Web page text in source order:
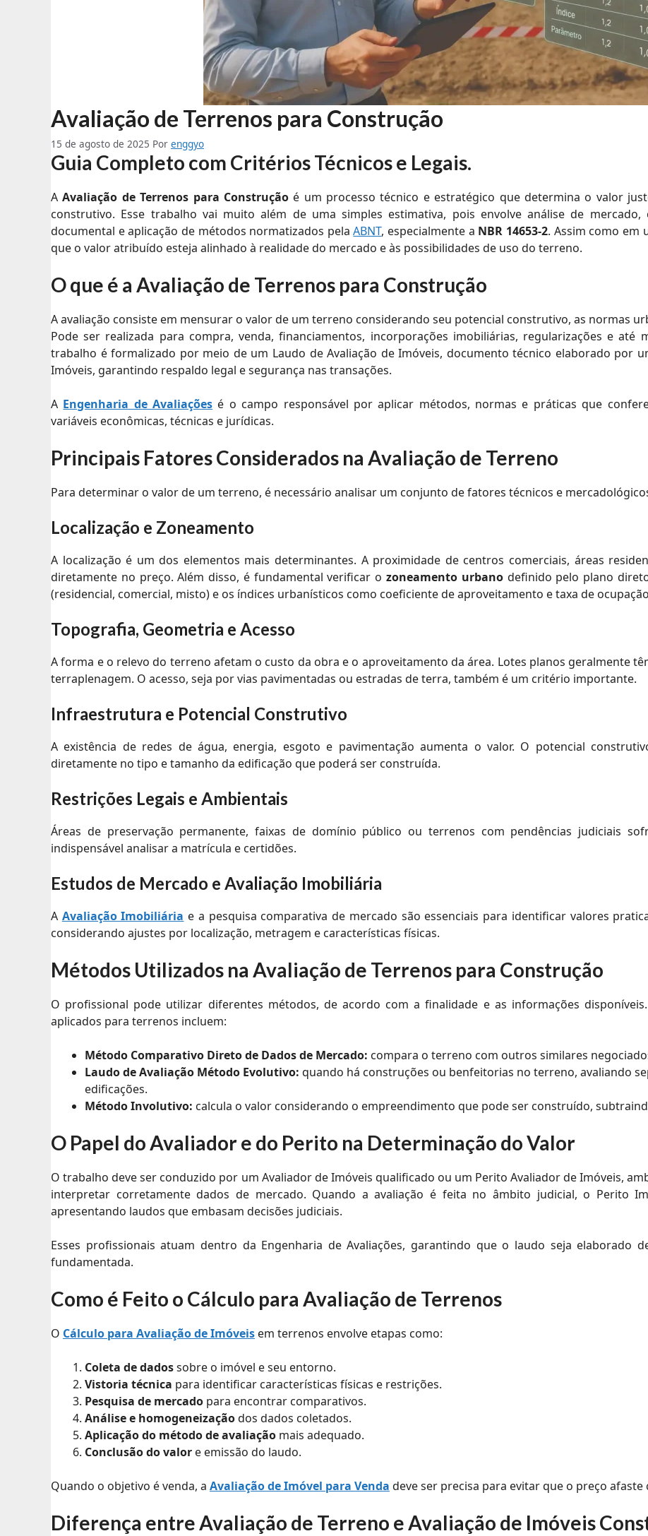
Avaliação de Terrenos para Construção
15 de agosto de 2025 Por enggyo
Guia Completo com Critérios Técnicos e Legais.
AAvaliação de Terrenos para Construçãoé um processo técnico e estratégico que determina o valor
construtivo. Esse trabalho vai muito além de uma simples estimativa, pois envolve análise de mercado,
documental e aplicação de métodos normatizados pelaABNT, especialmente a NBR 14653-2. Assim como em
que o valor atribuído esteja alinhado à realidade do mercado e às possibilidades de uso do terreno.
O que é a Avaliação de Terrenos para Construção
A avaliação consiste em mensurar o valor de um terreno considerando seu potencial construtivo, as normas
Pode ser realizada para compra, venda, financiamentos, incorporações imobiliárias, regularizações e até
trabalho é formalizado por meio de um Laudo de Avaliação de Imóveis, documento técnico elaborado por
Imóveis, garantindo respaldo legal e segurança nas transações.
A Engenharia de Avaliações é o campo responsável por aplicar métodos, normas e práticas que
variáveis econômicas, técnicas e jurídicas.
Principais Fatores Considerados na Avaliação de Terreno
Para determinar o valor de um terreno, é necessário analisar um conjunto de fatores técnicos e
Localização e Zoneamento
A localização é um dos elementos mais determinantes. A proximidade de centros comerciais, áreas
diretamente no preço. Além disso, é fundamental verificar o zoneamento urbanodefinido pelo plano
(residencial, comercial, misto) e os índices urbanísticos como coeficiente de aproveitamento e taxa de
Topografia, Geometria e Acesso
A forma e o relevo do terreno afetam o custo da obra e o aproveitamento da área. Lotes planos geralmente
terraplenagem. O acesso, seja por vias pavimentadas ou estradas de terra, também é um critério importante.
Infraestrutura e Potencial Construtivo
A existência de redes de água, energia, esgoto e pavimentação aumenta o valor. O potencial
diretamente no tipo e tamanho da edificação que poderá ser construída.
Restrições Legais e Ambientais
Áreas de preservação permanente, faixas de domínio público ou terrenos com pendências judiciais
indispensável analisar a matrícula e certidões.
Estudos de Mercado e Avaliação Imobiliária
A Avaliação Imobiliária e a pesquisa comparativa de mercado são essenciais para identificar valores
considerando ajustes por localização, metragem e características físicas.
Métodos Utilizados na Avaliação de Terrenos para Construção
O profissional pode utilizar diferentes métodos, de acordo com a finalidade e as informações
aplicados para terrenos incluem:
Método Comparativo Direto de Dados de Mercado: compara o terreno com outros similares
Laudo de Avaliação Método Evolutivo: quando há construções ou benfeitorias no terreno, avaliando
edificações.
Método Involutivo: calcula o valor considerando o empreendimento que pode ser construído,
O Papel do Avaliador e do Perito na Determinação do Valor
O trabalho deve ser conduzido por um Avaliador de Imóveis qualificado ou um Perito Avaliador de Imóveis,
interpretar corretamente dados de mercado. Quando a avaliação é feita no âmbito judicial, o Perito
apresentando laudos que embasam decisões judiciais.
Esses profissionais atuam dentro da Engenharia de Avaliações, garantindo que o laudo seja elaborado
fundamentada.
Como é Feito o Cálculo para Avaliação de Terrenos
O Cálculo para Avaliação de Imóveis em terrenos envolve etapas como:
Coleta de dadossobre o imóvel e seu entorno.
Vistoria técnica para identificar características físicas e restrições.
Pesquisa de mercado para encontrar comparativos.
Análise e homogeneizaçãodos dados coletados.
Aplicação do método de avaliação mais adequado.
Conclusão do valor e emissão do laudo.
Quando o objetivo é venda, a Avaliação de Imóvel para Venda deve ser precisa para evitar que o preço
Diferença entre Avaliação de Terreno e Avaliação de Imóveis